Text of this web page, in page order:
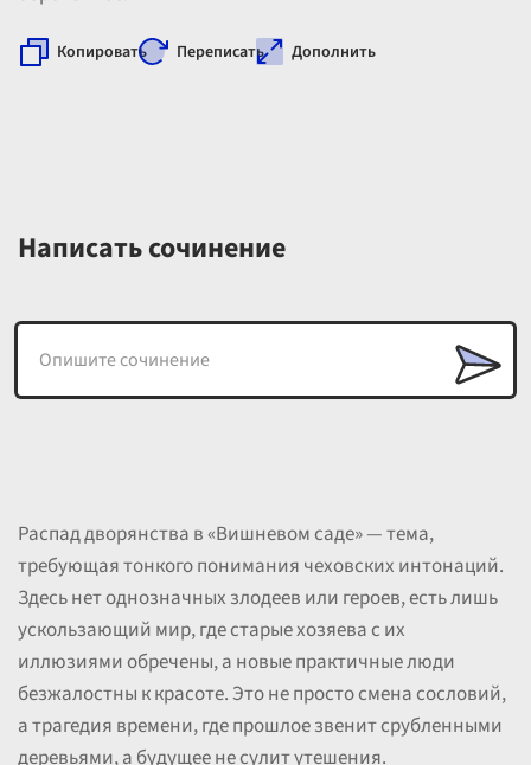
Копировать Переписать Дополнить
Написать сочинение
Распад дворянства в «Вишневом саде» — тема,
требующая тонкого понимания чеховских интонаций.
Здесь нет однозначных злодеев или героев, есть лишь
ускользающий мир, где старые хозяева с их
иллюзиями обречены, а новые практичные люди
безжалостны к красоте. Это не просто смена сословий,
а трагедия времени, где прошлое звенит срубленными
деревьями, а будущее не сулит утешения.